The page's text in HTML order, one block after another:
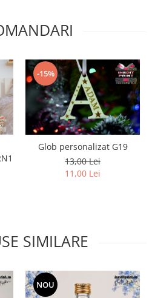
-15%
Glob personalizat G19
13,00 Lei
11,00 Lei
SIMILARE
NOU